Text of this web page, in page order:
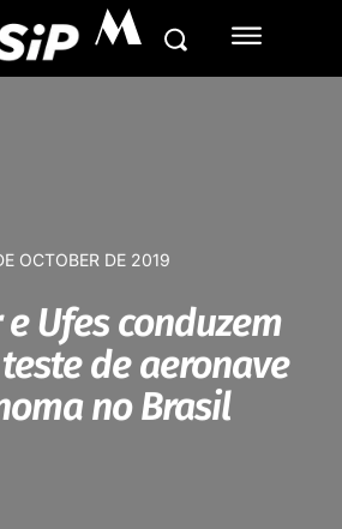
M
OCTOBER DE 2019
Ufes conduzem
de aeronave
no Brasil